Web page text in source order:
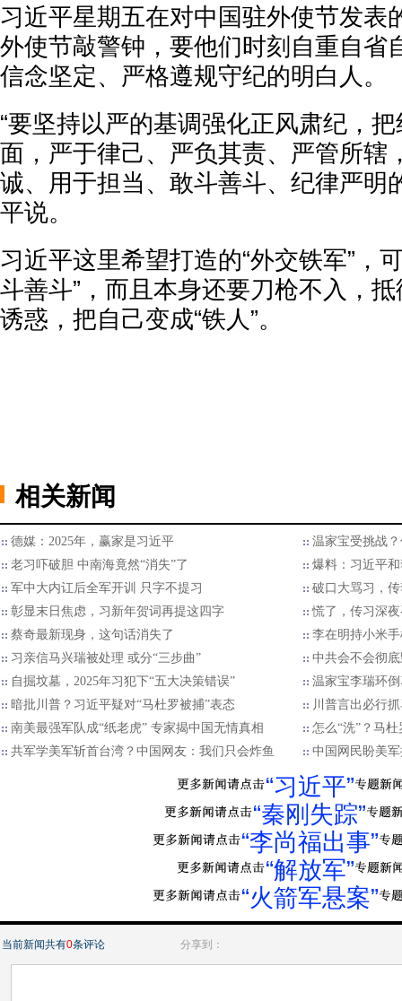
习近平星期五在对中国驻外使节发表
外使节敲警钟，要他们时刻自重自省
信念坚定、严格遵规守纪的明白人。
“要坚持以严的基调强化正风肃纪，
面，严于律己、严负其责、严管所辖
诚、用于担当、敢斗善斗、纪律严明
平说。
习近平这里希望打造的“外交铁军”，
斗善斗”，而且本身还要刀枪不入，
诱惑，把自己变成“铁人”。
相关新闻
德媒：2025年，赢家是习近平
温家宝受挑战
老习吓破胆 中南海竟然“消失”了
爆料：习近平
军中大内讧后全军开训 只字不提习
破口大骂习，
彰显末日焦虑，习新年贺词再提这四字
慌了，传习深
蔡奇最新现身，这句话消失了
李在明持小米
习亲信马兴瑞被处理 或分“三步曲”
中共会不会彻
自掘坟墓，2025年习犯下“五大决策错误”
温家宝李瑞环
暗批川普？习近平疑对“马杜罗被捕”表态
川普言出必行
南美最强军队成“纸老虎” 专家揭中国无情真相
怎么“洗”？马
共军学美军斩首台湾？中国网友：我们只会炸鱼
中国网民盼美
“习近平”
“秦刚失踪”
“李尚福出事”
“解放军”
“火箭军悬案”
当前新闻共有0条评论 分享到：